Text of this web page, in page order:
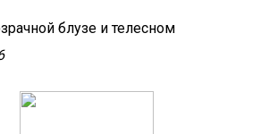
блузе и телесном